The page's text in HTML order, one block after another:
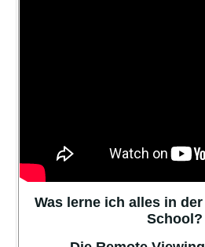
Was lerne ich alles in
School?